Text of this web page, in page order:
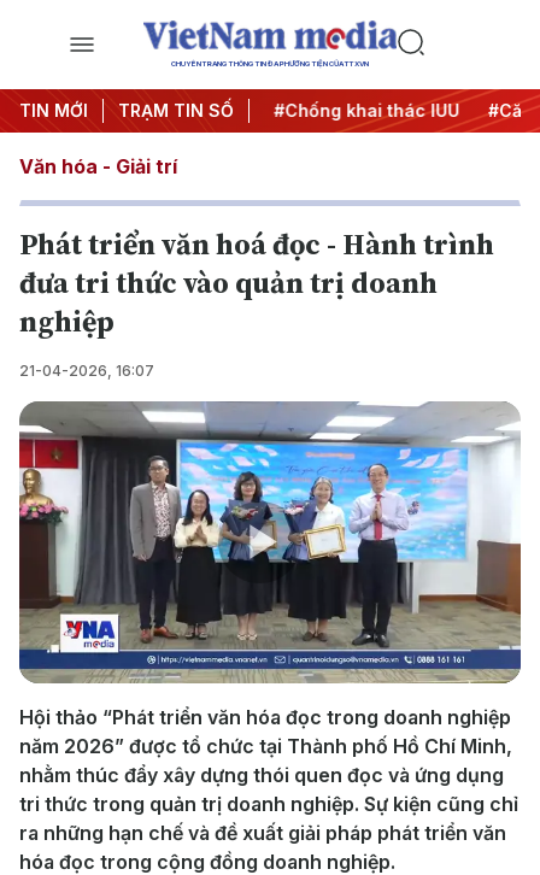
CHUYÊN TRANG THÔNG TIN ĐA PHƯƠNG TIỆN CỦA TTXVN
TIN MỚI TRẠM TIN SỐ
#Chiến dịch 500 ngày đêm #Chống khai thác IUU
Văn hóa - Giải trí
Phát triển văn hoá đọc - Hành trình
đưa tri thức vào quản trị doanh
nghiệp
21-04-2026, 16:07
Play
Video
Hội thảo “Phát triển văn hóa đọc trong doanh nghiệp
năm 2026” được tổ chức tại Thành phố Hồ Chí Minh,
nhằm thúc đẩy xây dựng thói quen đọc và ứng dụng
tri thức trong quản trị doanh nghiệp. Sự kiện cũng chỉ
ra những hạn chế và đề xuất giải pháp phát triển văn
hóa đọc trong cộng đồng doanh nghiệp.